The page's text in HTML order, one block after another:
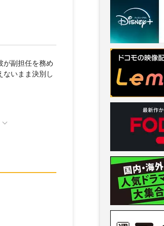
が副担任を務め
いまま決別し